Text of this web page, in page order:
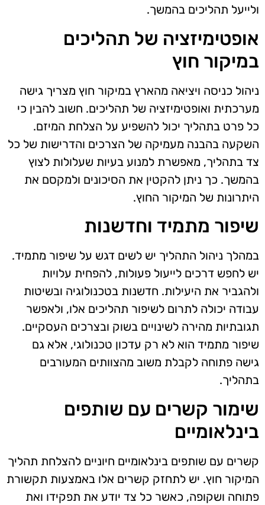
ולייעל תהליכים בהמשך.
אופטימיזציה של תהליכים
במיקור חוץ
ניהול כניסה ויציאה מהארץ במיקור חוץ מצריך גישה
מערכתית ואופטימיזציה של תהליכים. חשוב להבין כי
כל פרט בתהליך יכול להשפיע על הצלחת המיזם.
השקעה בהבנה מעמיקה של הצרכים והדרישות של כל
צד בתהליך, מאפשרת למנוע בעיות שעלולות לצוץ
בהמשך. כך ניתן להקטין את הסיכונים ולמקסם את
היתרונות של המיקור החוץ.
שיפור מתמיד וחדשנות
במהלך ניהול התהליך יש לשים דגש על שיפור מתמיד.
יש לחפש דרכים לייעול פעולות, להפחית עלויות
ולהגביר את היעילות. חדשנות בטכנולוגיה ובשיטות
עבודה יכולה לתרום לשיפור תהליכים אלו, ולאפשר
תגובתיות מהירה לשינויים בשוק ובצרכים העסקיים.
שיפור מתמיד הוא לא רק עדכון טכנולוגי, אלא גם
גישה פתוחה לקבלת משוב מהצוותים המעורבים
בתהליך.
שימור קשרים עם שותפים
בינלאומיים
קשרים עם שותפים בינלאומיים חיוניים להצלחת תהליך
המיקור חוץ. יש לתחזק קשרים אלו באמצעות תקשורת
פתוחה ושקופה, כאשר כל צד יודע את תפקידו ואת